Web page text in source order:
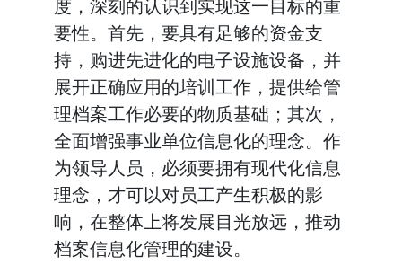
度，深刻的认识到实现这一目标的重
要性。首先，要具有足够的资金支
持，购进先进化的电子设施设备，并
展开正确应用的培训工作，提供给管
理档案工作必要的物质基础；其次，
全面增强事业单位信息化的理念。作
为领导人员，必须要拥有现代化信息
理念，才可以对员工产生积极的影
响，在整体上将发展目光放远，推动
档案信息化管理的建设。